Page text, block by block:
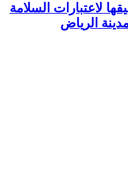
لاعتبارات السلامة
الرياض